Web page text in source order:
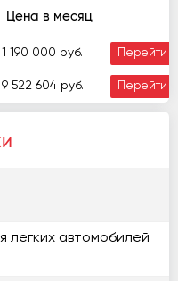
Цена в месяц
1 190 000 руб. Перейти
9 522 604 руб. Перейти
легких автомобилей